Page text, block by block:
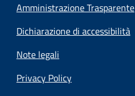
Amministrazione Trasparente
Dichiarazione di accessibilità
Note legali
Privacy Policy